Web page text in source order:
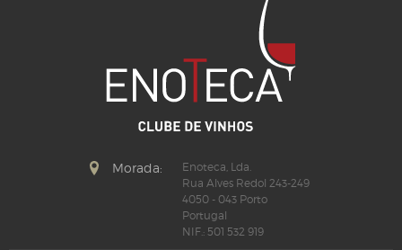
Morada:
Enoteca, Lda.
Rua Alves Redol 243-249
4050 - 043 Porto
Portugal
NIF.: 501 532 919